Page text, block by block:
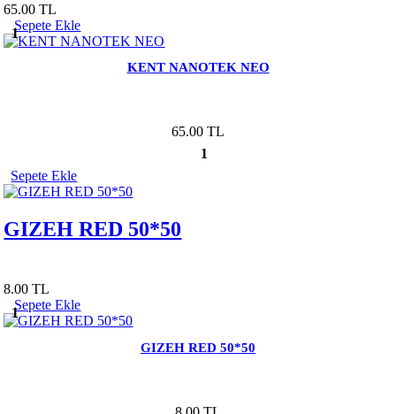
65.00 TL
1
Sepete Ekle
KENT NANOTEK NEO
65.00 TL
1
Sepete Ekle
GIZEH RED 50*50
8.00 TL
1
Sepete Ekle
GIZEH RED 50*50